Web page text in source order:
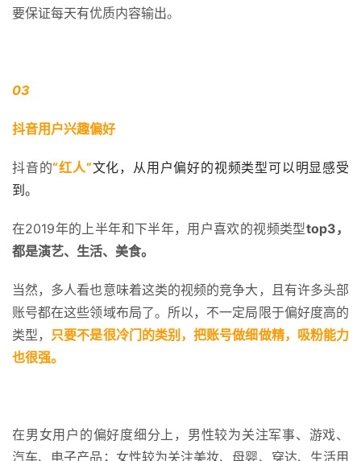
要保证每天有优质内容输出。
03
抖音用户兴趣偏好
抖音的“红人”文化，从用户偏好的视频类型可以明显感受
到。
在2019年的上半年和下半年，用户喜欢的视频类型top3，
都是演艺、生活、美食。
当然，多人看也意味着这类的视频的竞争大，且有许多头部
账号都在这些领域布局了。所以，不一定局限于偏好度高的
类型， 只要不是很冷门的类别，把账号做细做精，吸粉能力
也很强。
在男女用户的偏好度细分上，男性较为关注军事、游戏、
汽车、电子产品；女性较为关注美妆、母婴、穿达、生活用